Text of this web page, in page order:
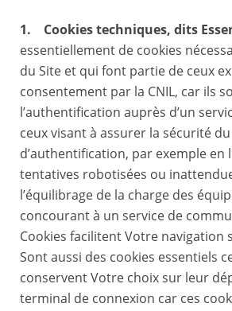
1. Cookies techniques, dits
essentiellement de cookies
du Site et qui font partie de ceux
consentement par la CNIL, car ils
l’authentification auprès d’un
ceux visant à assurer la sécurité
d’authentification, par exemple en
tentatives robotisées ou
l’équilibrage de la charge des
concourant à un service de
Cookies facilitent Votre navigation
Sont aussi des cookies essentiels
conservent Votre choix sur leur
terminal de connexion car ces